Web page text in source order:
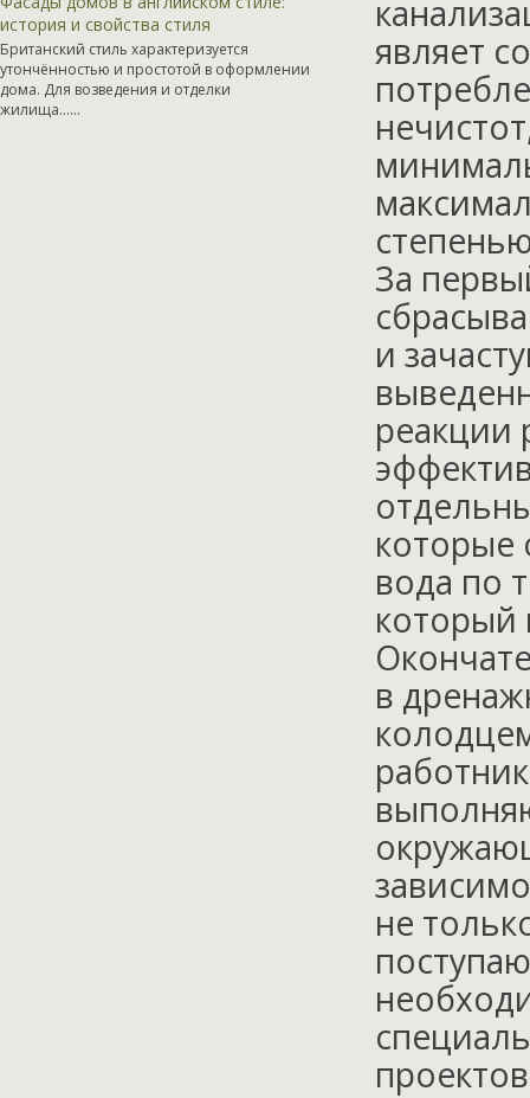
история и свойства стиля
Британский стиль характеризуется
утончённостью и простотой в оформлении
дома. Для возведения и отделки
жилища…...
являет
За
и
которые
вода по
который
в
не